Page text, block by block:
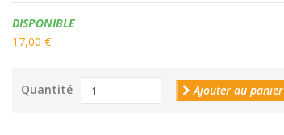
Disponibilité:
DISPONIBLE
17,00 €
Quantité Ajouter au panier